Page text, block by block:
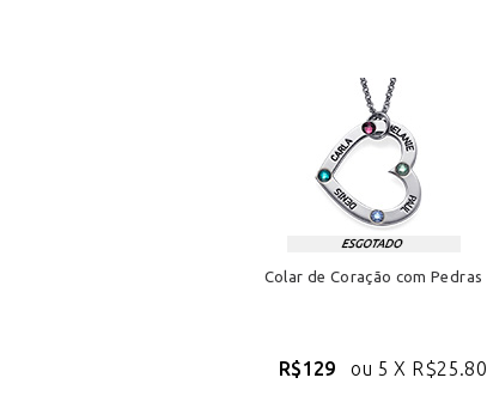
Colar de Coração com Pedras
R$129 ou 5 X R$25.80